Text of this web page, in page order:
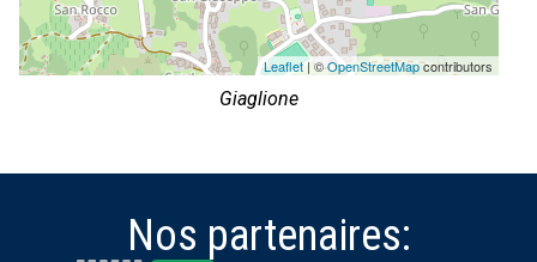
Leaflet| ©OpenStreetMapcontributors
Giaglione
Nos partenaires: